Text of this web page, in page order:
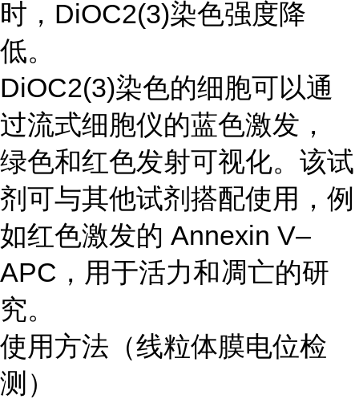
时，DiOC2(3)染色强度降
低。
DiOC2(3)染色的细胞可以通
过流式细胞仪的蓝色激发，
绿色和红色发射可视化。该试
剂可与其他试剂搭配使用，例
如红色激发的 Annexin V–
APC，用于活力和凋亡的研
究。
使用方法（线粒体膜电位检
测）